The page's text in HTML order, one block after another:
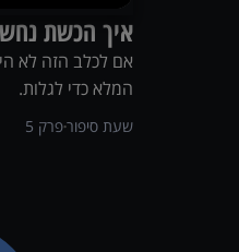
איך הכשת
אם לכלב הזה לא
המלא כדי לגלות.
פרק 5 שעת סיפור